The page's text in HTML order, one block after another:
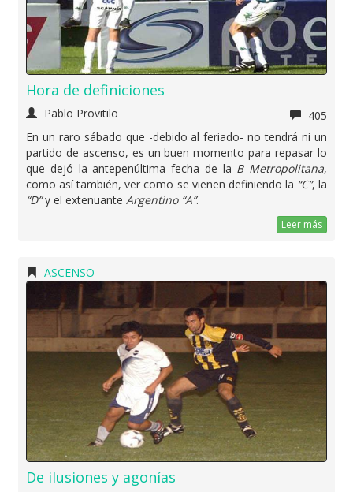
Hora de definiciones
Pablo Provitilo
405
En un raro sábado que -debido al feriado- no tendrá ni un
partido de ascenso, es un buen momento para repasar lo
que dejó la antepenúltima fecha de la B Metropolitana,
como así también, ver como se vienen definiendo la “C”, la
“D”y el extenuante Argentino “A”.
Leer más
ASCENSO
De ilusiones y agonías